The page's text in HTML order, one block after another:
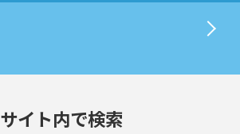
サイト内で検索